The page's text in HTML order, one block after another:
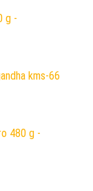
g -
kms-66
480 g -